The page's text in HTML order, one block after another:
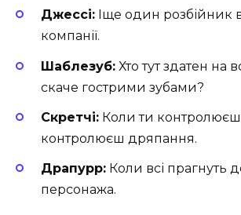
Джессі: Іще один розбійник
компанії.
Шаблезуб: Хто тут здатен на
скаче гострими зубами?
Скретчі: Коли ти контролюєш
контролюєш дряпання.
Драпурр: Коли всі прагнуть
персонажа.